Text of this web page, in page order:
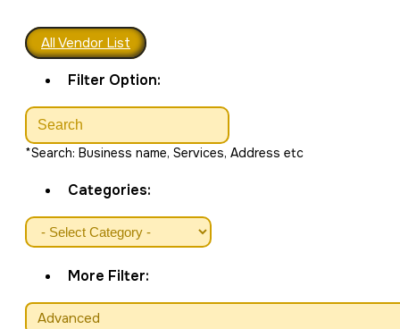
All Vendor List
Filter Option:
*Search: Business name, Services, Address etc
Categories:
More Filter:
Advanced